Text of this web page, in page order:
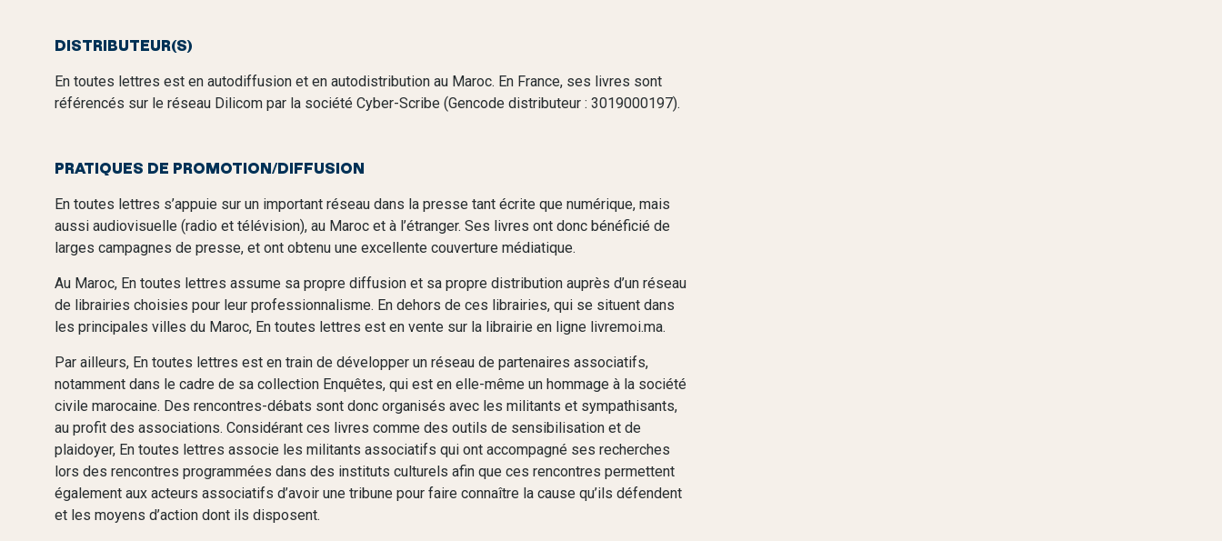
DISTRIBUTEUR(S)
En toutes lettres est en autodiffusion et en autodistribution au Maroc. En France, ses livres sont
référencés sur le réseau Dilicom par la société Cyber-Scribe (Gencode distributeur : 3019000197).
PRATIQUES DE PROMOTION/DIFFUSION
En toutes lettres s’appuie sur un important réseau dans la presse tant écrite que numérique, mais
aussi audiovisuelle (radio et télévision), au Maroc et à l’étranger. Ses livres ont donc bénéficié de
larges campagnes de presse, et ont obtenu une excellente couverture médiatique.
Au Maroc, En toutes lettres assume sa propre diffusion et sa propre distribution auprès d’un réseau
de librairies choisies pour leur professionnalisme. En dehors de ces librairies, qui se situent dans
les principales villes du Maroc, En toutes lettres est en vente sur la librairie en ligne livremoi.ma.
Par ailleurs, En toutes lettres est en train de développer un réseau de partenaires associatifs,
notamment dans le cadre de sa collection Enquêtes, qui est en elle-même un hommage à la société
civile marocaine. Des rencontres-débats sont donc organisés avec les militants et sympathisants,
au profit des associations. Considérant ces livres comme des outils de sensibilisation et de
plaidoyer, En toutes lettres associe les militants associatifs qui ont accompagné ses recherches
lors des rencontres programmées dans des instituts culturels afin que ces rencontres permettent
également aux acteurs associatifs d’avoir une tribune pour faire connaître la cause qu’ils défendent
et les moyens d’action dont ils disposent.